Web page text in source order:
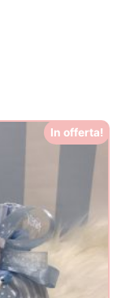
In offerta!